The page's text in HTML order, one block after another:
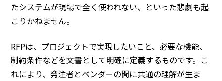
たシステムが現場で全く使われない、といった悲劇も起
こりかねません。
RFPは、プロジェクトで実現したいこと、必要な機能、
制約条件などを文書として明確に定義するものです。こ
れにより、発注者とベンダーの間に共通の理解が生ま